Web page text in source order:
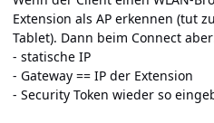
Extension als AP erkennen (tut
Tablet). Dann beim Connect
- statische IP
- Gateway == IP der Extension
- Security Token wieder so